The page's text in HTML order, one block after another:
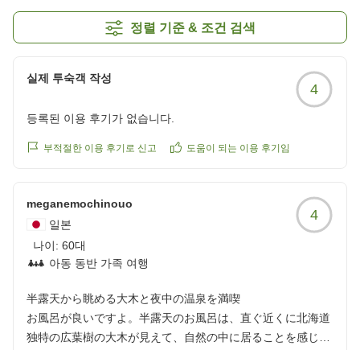
정렬 기준 & 조건 검색
실제 투숙객 작성
4
등록된 이용 후기가 없습니다.
부적절한 이용 후기로 신고 도움이 되는 이용 후기임
meganemochinouo
일본
나이: 60대
아동 동반 가족 여행
4
半露天から眺める大木と夜中の温泉を満喫
お風呂が良いですよ。半露天のお風呂は、直ぐ近くに北海道
独特の広葉樹の大木が見えて、自然の中に居ることを感じま